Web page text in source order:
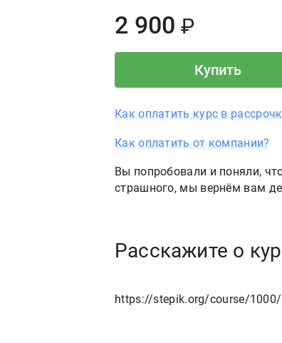
Price:
2 900 ₽
Купить
Как оплатить курс в
Как оплатить от компании?
Вы попробовали и поняли,
страшного, мы вернём вам
Расскажите о
https://stepik.org/course/